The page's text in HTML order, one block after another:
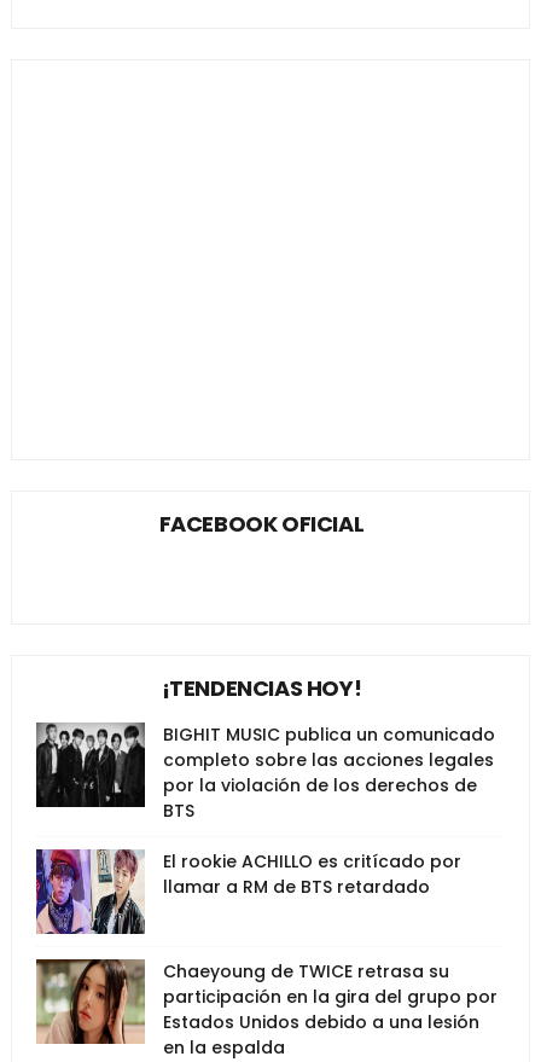
FACEBOOK OFICIAL
¡TENDENCIAS HOY!
BIGHIT MUSIC publica un comunicado
completo sobre las acciones legales
por la violación de los derechos de
BTS
El rookie ACHILLO es critícado por
llamar a RM de BTS retardado
Chaeyoung de TWICE retrasa su
participación en la gira del grupo por
Estados Unidos debido a una lesión
en la espalda